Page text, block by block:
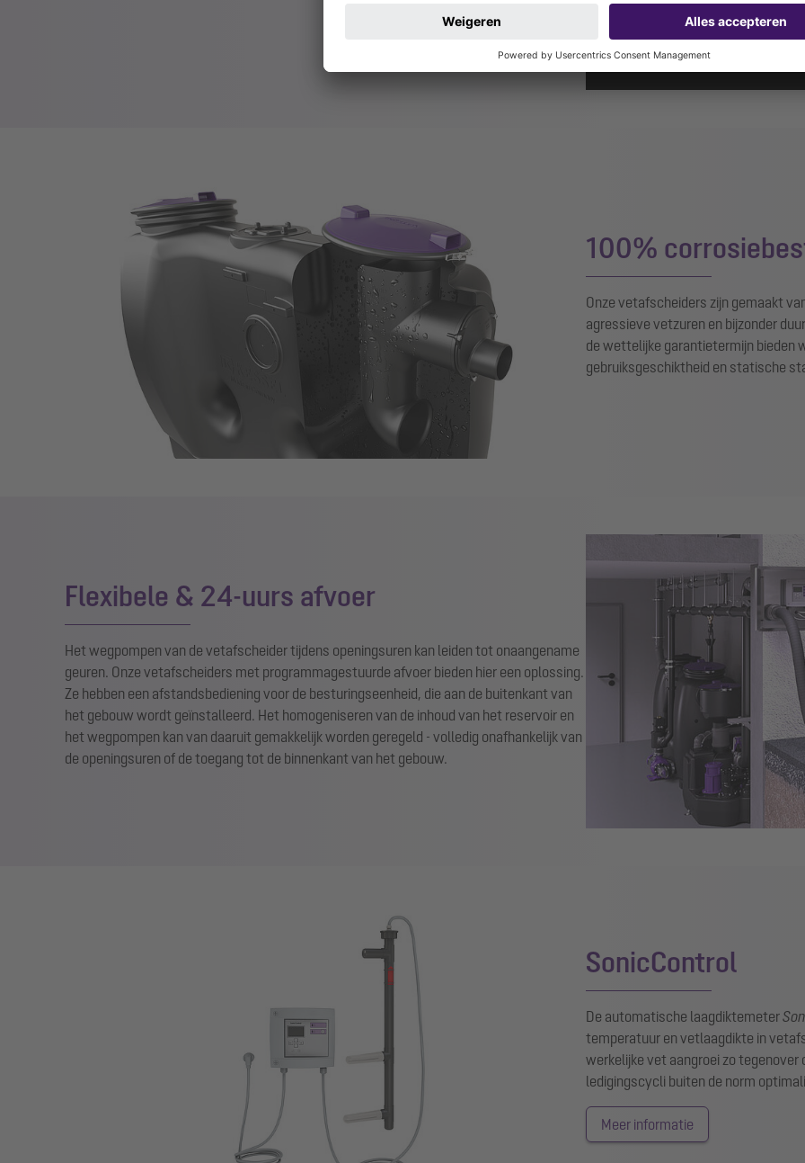
powered by
100%
Onze vetafscheiders zijn gemaakt
agressieve vetzuren en bijzonder
de wettelijke garantietermijn bieden
gebruiksgeschiktheid en statische
Flexibele & 24-uurs afvoer
Het wegpompen van de vetafscheider tijdens openingsuren kan leiden tot onaangename
geuren. Onze vetafscheiders met programmagestuurde afvoer bieden hier een oplossing.
Ze hebben een afstandsbediening voor de besturingseenheid, die aan de buitenkant van
het gebouw wordt geïnstalleerd. Het homogeniseren van de inhoud van het reservoir en
het wegpompen kan van daaruit gemakkelijk worden geregeld - volledig onafhankelijk van
de openingsuren of de toegang tot de binnenkant van het gebouw.
SonicControl
De automatische laagdiktemeter
temperatuur en vetlaagdikte in
werkelijke vet aangroei zo
ledigingscycli buiten de norm
Meer informatie